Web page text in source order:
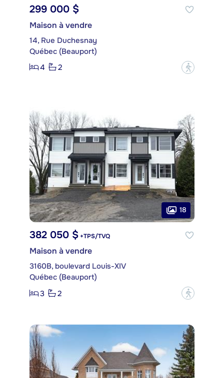
299 000 $
Maison à vendre
14, Rue Duchesnay
Québec (Beauport)
4
2 ?
18
382 050 $ +TPS/TVQ
Maison à vendre
3160B, boulevard Louis-XIV
Québec (Beauport)
3
2 ?